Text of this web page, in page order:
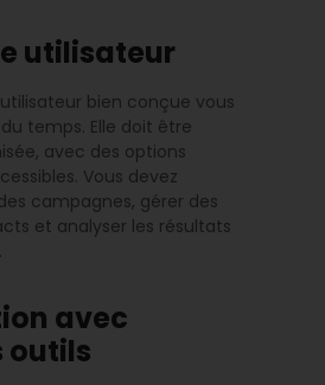
utilisateur
bien conçue vous
temps. Elle doit être
avec des options
Vous devez
campagnes, gérer des
et analyser les résultats
avec
outils